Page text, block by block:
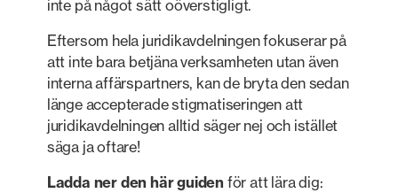
inte på något sätt oöverstigligt.
Eftersom hela juridikavdelningen fokuserar på
att inte bara betjäna verksamheten utan även
interna affärspartners, kan de bryta den sedan
länge accepterade stigmatiseringen att
juridikavdelningen alltid säger nej och istället
säga ja oftare!
Ladda ner den här guiden för att lära dig: